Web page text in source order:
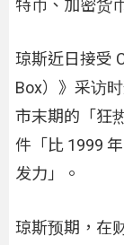
特币、加密货
琼斯近日接受
Box）》采访
市末期的「狂
件「比 1999
发力」。
琼斯预期，在